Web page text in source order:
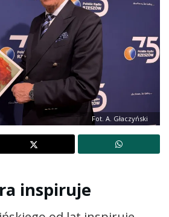
Fot. A. Głaczyński
inspiruje